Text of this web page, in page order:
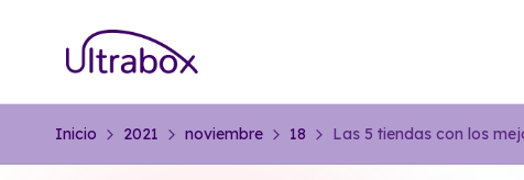
contenido
B
l
las
Inicio 2021 noviembre 18 Las 5 tiendas con los